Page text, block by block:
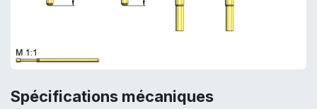
Spécifications mécaniques